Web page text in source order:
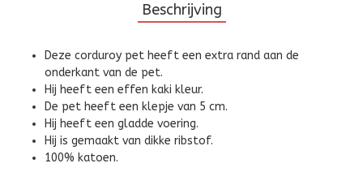
Beschrijving
Deze corduroy pet heeft een extra rand aan de
onderkant van de pet.
Hij heeft een effen kaki kleur.
De pet heeft een klepje van 5 cm.
Hij heeft een gladde voering.
Hij is gemaakt van dikke ribstof.
100% katoen.